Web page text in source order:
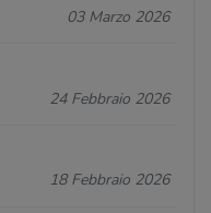
03 Marzo 2026
24 Febbraio 2026
18 Febbraio 2026